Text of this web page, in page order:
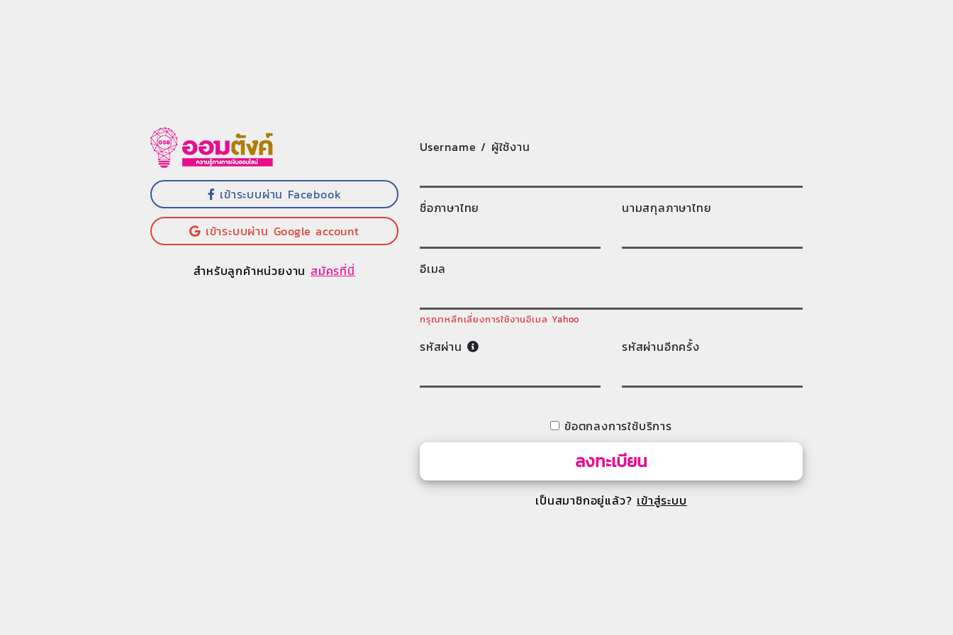
เข้าระบบผ่าน Facebook
เข้าระบบผ่าน Google account
สำหรับลูกค้าหน่วยงาน สมัครที่นี่
Username / ผู้ใช้งาน
ชื่อภาษาไทย นามสกุลภาษาไทย
อีเมล
กรุณาหลีกเลี่ยงการใช้งานอีเมล Yahoo
รหัสผ่าน รหัสผ่านอีกครั้ง
ข้อตกลงการใช้บริการ
ลงทะเบียน
เป็นสมาชิกอยู่แล้ว? เข้าสู่ระบบ